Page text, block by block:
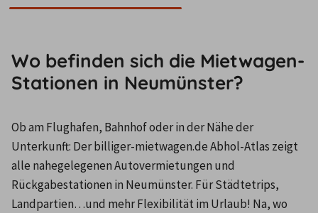
Wo befinden sich die Mietwagen-
Stationen in Neumünster?
Ob am Flughafen, Bahnhof oder in der Nähe der
Unterkunft: Der billiger-mietwagen.de Abhol-Atlas zeigt
alle nahegelegenen Autovermietungen und
Rückgabestationen in Neumünster. Für Städtetrips,
Landpartien…und mehr Flexibilität im Urlaub! Na, wo